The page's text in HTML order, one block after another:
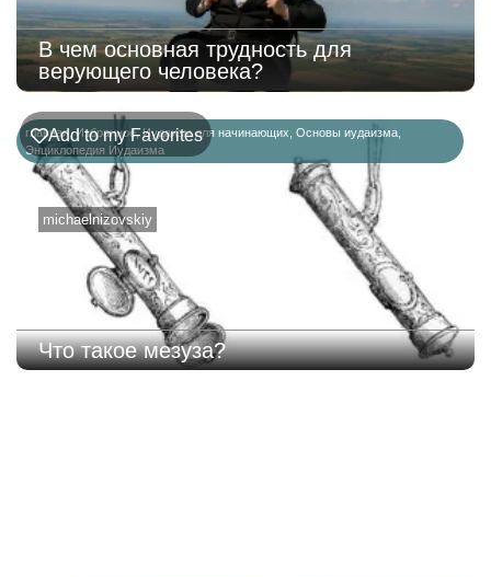
В чем основная трудность для
верующего человека?
главная,Избранное,Иудаизм для начинающих Основы иудаизма
Энциклопедия Иудаизма
michaelnizovskiy
Add to my Favorites
Что такое мезуза?